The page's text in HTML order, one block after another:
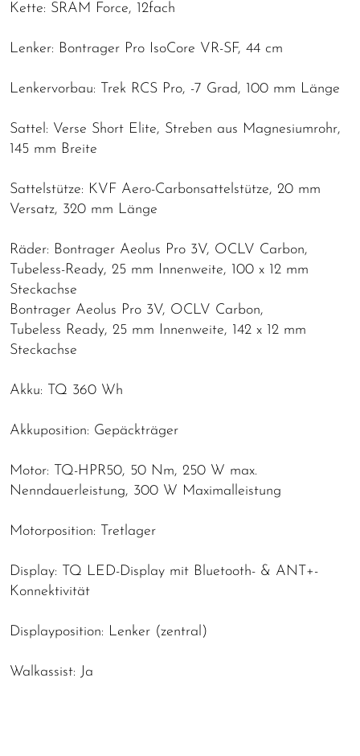
Kette: SRAM Force, 12fach
Lenker: Bontrager Pro IsoCore VR-SF, 44 cm
Lenkervorbau: Trek RCS Pro, -7 Grad, 100 mm Länge
Sattel: Verse Short Elite, Streben aus Magnesiumrohr,
145 mm Breite
Sattelstütze: KVF Aero-Carbonsattelstütze, 20 mm
Versatz, 320 mm Länge
Räder: Bontrager Aeolus Pro 3V, OCLV Carbon,
Tubeless-Ready, 25 mm Innenweite, 100 x 12 mm
Steckachse
Bontrager Aeolus Pro 3V, OCLV Carbon,
Tubeless Ready, 25 mm Innenweite, 142 x 12 mm
Steckachse
Akku: TQ 360 Wh
Akkuposition: Gepäckträger
Motor: TQ-HPR50, 50 Nm, 250 W max.
Nenndauerleistung, 300 W Maximalleistung
Motorposition: Tretlager
Display: TQ LED-Display mit Bluetooth- & ANT+-
Konnektivität
Displayposition: Lenker (zentral)
Walkassist: Ja